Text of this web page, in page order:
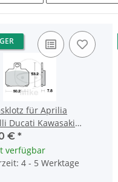
für Aprilia
Ducati Kawasaki
Guzzi Piaggio
€ *
verfügbar
4 - 5 Werktage